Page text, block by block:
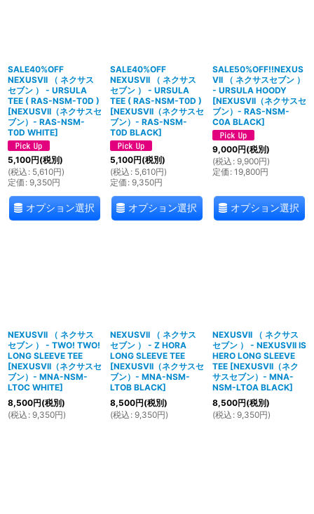
SALE40%OFF
NEXUSVII （ ネクサス
セブン ） - URSULA
TEE ( RAS-NSM-T0D )
[NEXUSVII（ネクサスセ
ブン）- RAS-NSM-
T0D WHITE]
5,100円(税別)
(税込 : 5,610円)
定価 : 9,350円
オプション選択
SALE40%OFF
NEXUSVII （ ネクサス
セブン ） - URSULA
TEE ( RAS-NSM-T0D )
[NEXUSVII（ネクサスセ
ブン）- RAS-NSM-
T0D BLACK]
5,100円(税別)
(税込 : 5,610円)
定価 : 9,350円
オプション選択
SALE50%OFF!!NEXUS
VII （ ネクサスセブン ）
- URSULA HOODY
[NEXUSVII（ネクサスセ
ブン）- RAS-NSM-
C0A BLACK]
9,000円(税別)
(税込 : 9,900円)
定価 : 19,800円
オプション選択
NEXUSVII （ ネクサス
セブン ） - TWO! TWO!
LONG SLEEVE TEE
[NEXUSVII（ネクサスセ
ブン）- MNA-NSM-
LTOC WHITE]
8,500円(税別)
(税込 : 9,350円)
NEXUSVII （ ネクサス
セブン ） - Z HORA
LONG SLEEVE TEE
[NEXUSVII（ネクサスセ
ブン）- MNA-NSM-
LTOB BLACK]
8,500円(税別)
(税込 : 9,350円)
NEXUSVII （ ネクサス
セブン ） - NEXUSVII IS
HERO LONG SLEEVE
TEE [NEXUSVII（ネク
サスセブン）- MNA-
NSM-LTOA BLACK]
8,500円(税別)
(税込 : 9,350円)